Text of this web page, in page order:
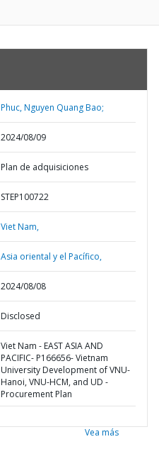
Phuc, Nguyen Quang Bao;
2024/08/09
Plan de adquisiciones
STEP100722
Viet Nam,
Asia oriental y el Pacífico,
2024/08/08
Disclosed
Viet Nam - EAST ASIA AND
PACIFIC- P166656- Vietnam
University Development of VNU-
Hanoi, VNU-HCM, and UD -
Procurement Plan
Vea más